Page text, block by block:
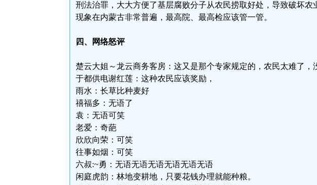
刑法治罪，大大方便了基层腐败分子从农民捞取好处，导致破坏农
现象在内蒙古非常普遍，最高院、最高检应该管一管。
四、网络怒评
楚云大姐～龙云商务客房：这又是那个专家规定的，农民太难了，
于都供电谢红莲：这种农民应该奖励，
雨水：长草比种麦好
禧福多：无语了
袁：无语可笑
老爱：奇葩
欣欣向荣：可笑
往事如烟：可笑
六叔:~勇：无语无语无语无语无语无语
闲庭虎韵：林地变耕地，只要花钱办理就能种粮。